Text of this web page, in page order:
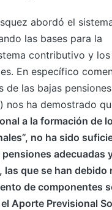
abordó el
las bases para la
contributivo y los
En específico
de las bajas
nos ha demostrado
a la formación de
no ha sido
adecuadas
las que se han debido
de componentes
Aporte Previsional